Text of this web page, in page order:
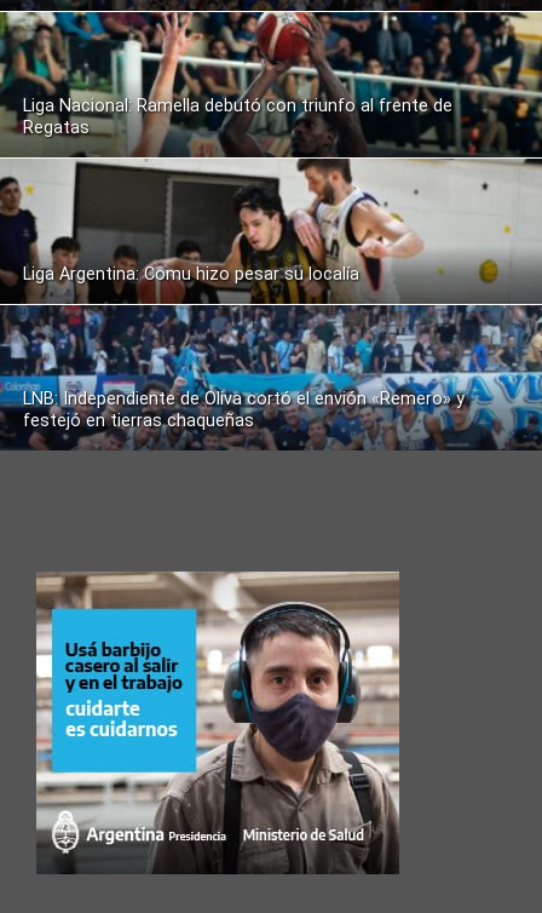
Liga Nacional: Ramella debutó con triunfo al frente de
Regatas
Liga Argentina: Comu hizo pesar su localía
LNB: Independiente de Oliva cortó el envión «Remero» y
festejó en tierras chaqueñas